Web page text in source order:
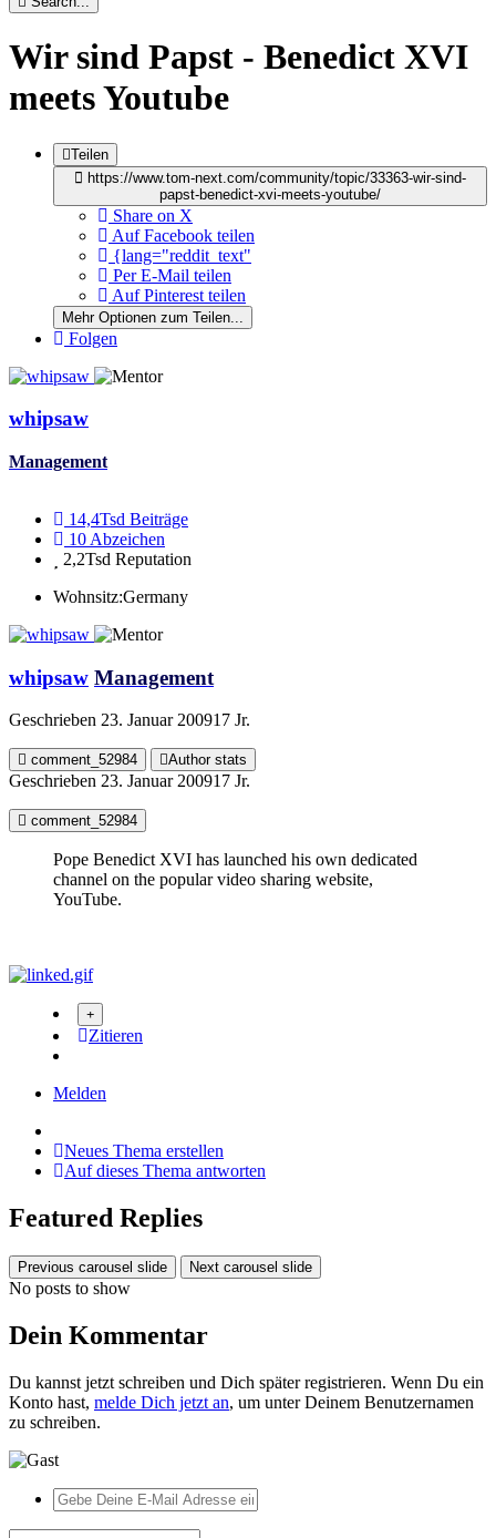
Wir sind Papst - Benedict XVI
meets Youtube
Teilen
https://www.tom-next.com/community/topic/33363-wir-sind-
papst-benedict-xvi-meets-youtube/
Share on X
Auf Facebook teilen
{lang="reddit_text"
Per E-Mail teilen
Auf Pinterest teilen
Mehr Optionen zum Teilen...
Folgen
whipsaw
Management
14,4Tsd Beiträge
10 Abzeichen
2,2Tsd Reputation
Wohnsitz:Germany
whipsaw Management
Geschrieben 23. Januar 200917 Jr.
comment_52984 Author stats
Geschrieben 23. Januar 200917 Jr.
comment_52984
Pope Benedict XVI has launched his own dedicated
channel on the popular video sharing website,
YouTube.
Zitieren
Melden
Neues Thema erstellen
Auf dieses Thema antworten
Featured Replies
Previous carousel slide Next carousel slide
No posts to show
Dein Kommentar
Du kannst jetzt schreiben und Dich später registrieren. Wenn Du ein
Konto hast, melde Dich jetzt an, um unter Deinem Benutzernamen
zu schreiben.